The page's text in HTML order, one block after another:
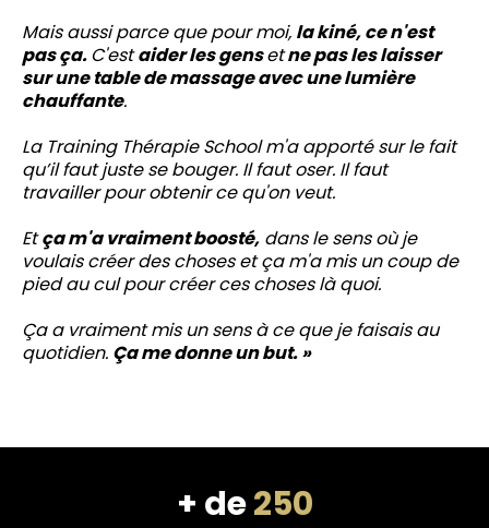
Mais aussi parce que pour moi, la kiné, ce n'est
pas ça. C'estaider les gensetne pas les laisser
sur une table de massage avec une lumière
chauffante.
La Training Thérapie School m'a apporté sur le fait
qu’il faut juste se bouger. Il faut oser. Il faut
travailler pour obtenir ce qu'on veut.
Etça m'a vraiment boosté, dans le sens où je
voulais créer des choses et ça m'a mis un coup de
pied au cul pour créer ces choses là quoi.
Ça a vraiment mis un sens à ce que je faisais au
quotidien. Ça me donne un but. »
+ de250